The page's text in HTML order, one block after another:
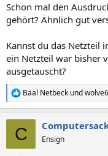
:
Schon mal den
gehört? Ähnlich gut
Kannst du das Netzteil
ein Netzteil war bisher
ausgetauscht?
R
e
Baal Netbeck und
C Ensign